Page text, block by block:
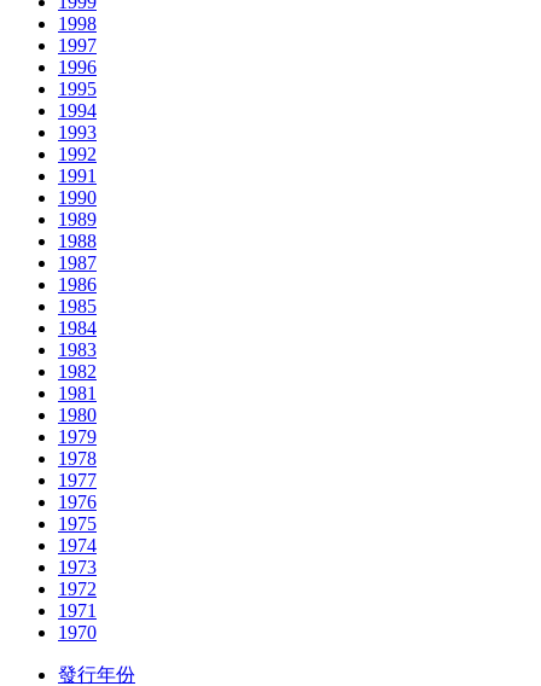
1998
1997
1996
1995
1994
1993
1992
1991
1990
1989
1988
1987
1986
1985
1984
1983
1982
1981
1980
1979
1978
1977
1976
1975
1974
1973
1972
1971
1970
發行年份